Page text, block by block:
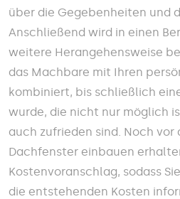
über die Gegebenheiten und
Anschließend wird in einen
weitere Herangehensweise
das Machbare mit Ihren
kombiniert, bis schließlich
wurde, die nicht nur möglich
auch zufrieden sind. Noch vor
Dachfenster einbauen
Kostenvoranschlag, sodass
die entstehenden Kosten